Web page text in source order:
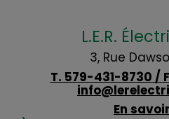
L.E.R.
3, Rue
T. 579-431-8730 /
En